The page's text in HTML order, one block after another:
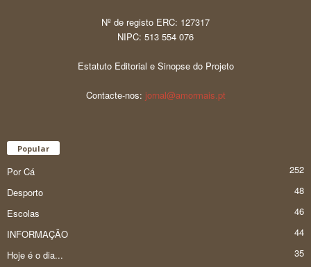
Nº de registo ERC: 127317
NIPC: 513 554 076
Estatuto Editorial e Sinopse do Projeto
Contacte-nos: jornal@amormais.pt
Popular
Por Cá
252
Desporto
48
Escolas
46
INFORMAÇÃO
44
Hoje é o dia...
35